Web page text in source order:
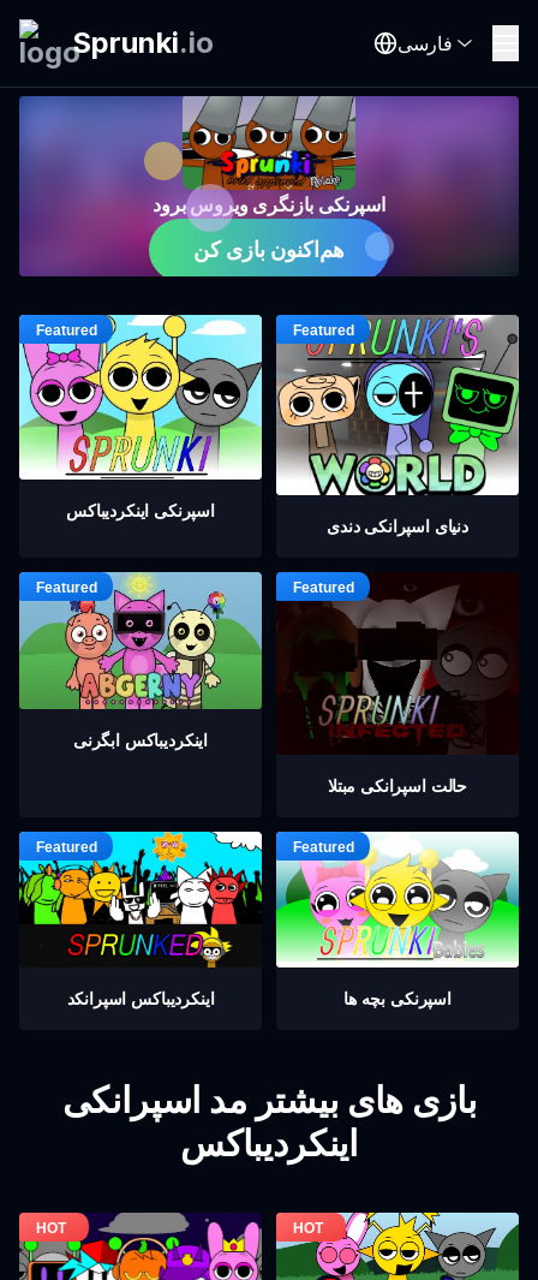
Sprunki.io فارسی
اسپرنکی بازنگری ویروس برود
هم‌اکنون بازی کن
اسپرنکی اینکردیباکس
دنیای اسپرانکی دندی
اینکردیباكس ابگرنی
حالت اسپرانکی مبتلا
اینکردیباكس اسپرانکد اسپرنکی بچه ها
بازی های بیشتر مد اسپرانکی
اینکردیباکس